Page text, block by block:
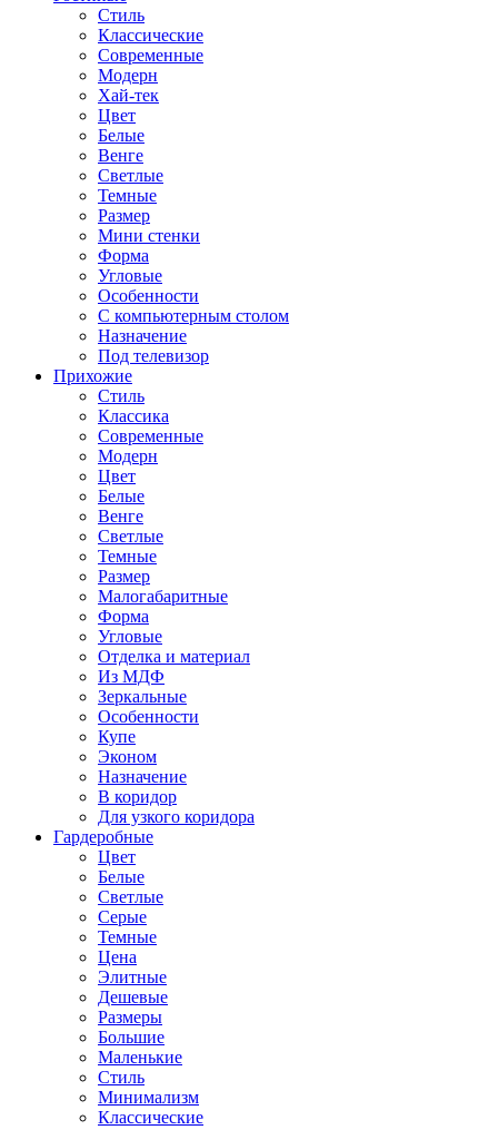
Стиль
Классические
Современные
Модерн
Хай-тек
Цвет
Белые
Венге
Светлые
Темные
Размер
Мини стенки
Форма
Угловые
Особенности
С компьютерным столом
Назначение
Под телевизор
Прихожие
Стиль
Классика
Современные
Модерн
Цвет
Белые
Венге
Светлые
Темные
Размер
Малогабаритные
Форма
Угловые
Отделка и материал
Из МДФ
Зеркальные
Особенности
Купе
Эконом
Назначение
В коридор
Для узкого коридора
Гардеробные
Цвет
Белые
Светлые
Серые
Темные
Цена
Элитные
Дешевые
Размеры
Большие
Маленькие
Стиль
Минимализм
Классические